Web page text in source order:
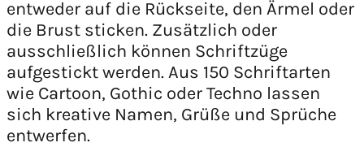
entweder auf die Rückseite, den Ärmel oder
die Brust sticken. Zusätzlich oder
ausschließlich können Schriftzüge
aufgestickt werden. Aus 150 Schriftarten
wie Cartoon, Gothic oder Techno lassen
sich kreative Namen, Grüße und Sprüche
entwerfen.